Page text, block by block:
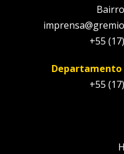
+55
Departamento
+55